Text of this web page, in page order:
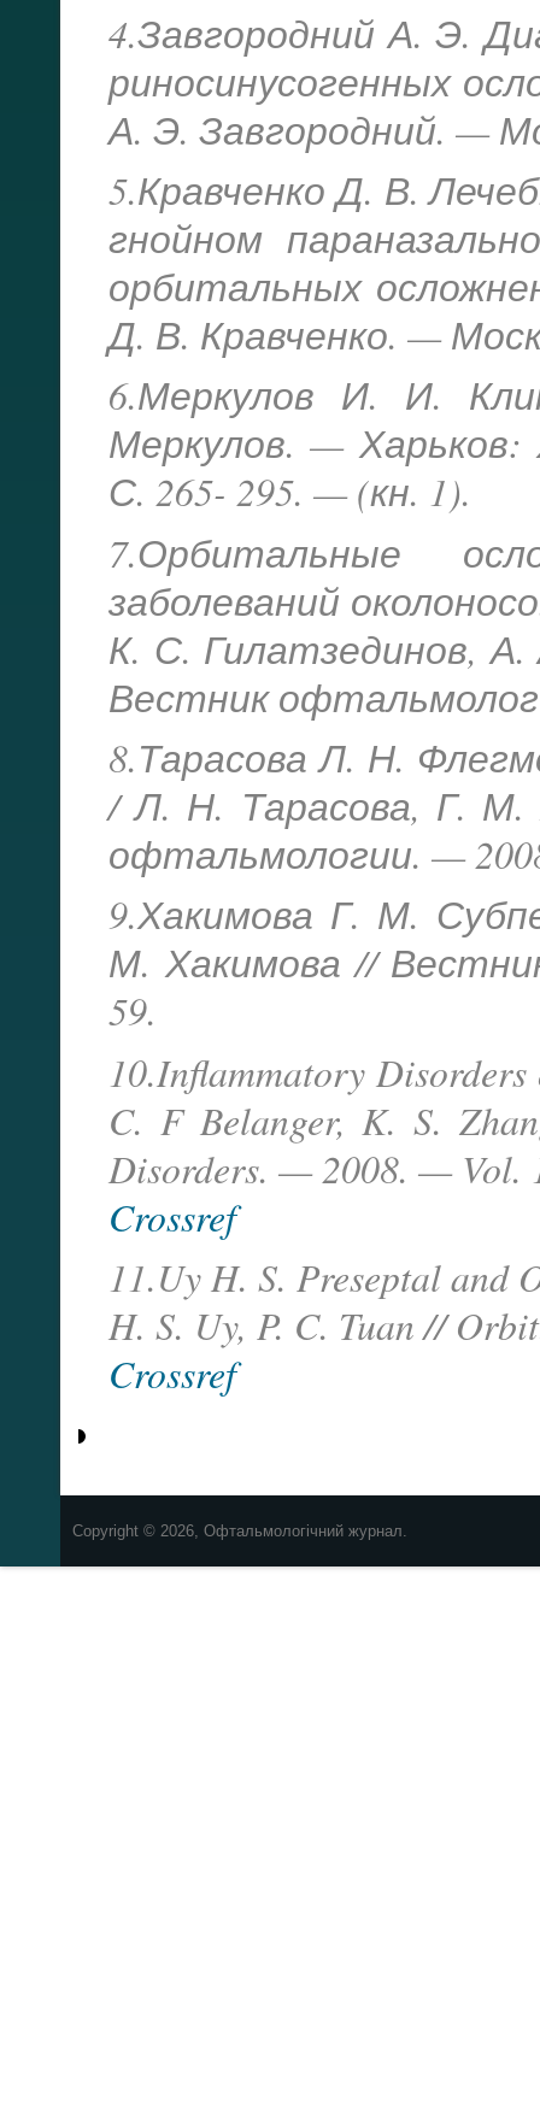
4.Завгородний А. Э.
риносинусогенных
А. Э. Завгородний. —
5.Кравченко Д. В.
гнойном
орбитальных
Д. В. Кравченко. —
6.Меркулов И. И.
Меркулов. — Харьков:
С. 265- 295. — (кн. 1).
7.Орбитальные
заболеваний
К. С. Гилатзединов,
Вестник
8.Тарасова Л. Н.
/ Л. Н. Тарасова, Г.
офтальмологии. —
9.Хакимова Г. М.
М. Хакимова //
59.
10.Inflammatory
C. F Belanger, K. S.
Disorders. — 2008. — Vol.
Crossref
11.Uy H. S. Preseptal
H. S. Uy, P. C. Tuan //
Crossref
Copyright © 2026, Офтальмологічний журнал.